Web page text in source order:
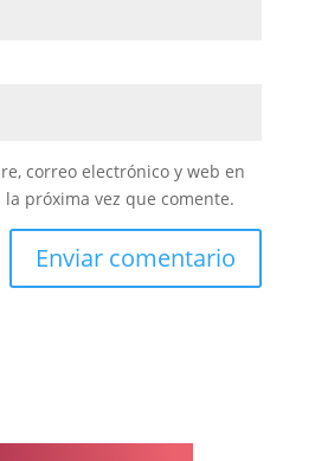
correo electrónico y web en
próxima vez que comente.